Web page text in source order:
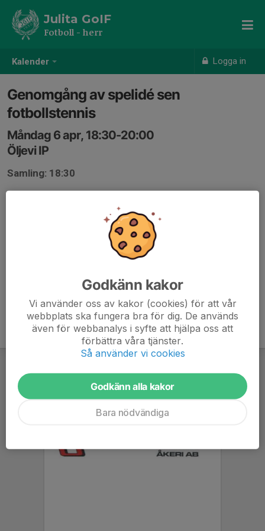
Kalender Logga in
Julita GoIF
Fotboll - herr
Genomgång av spelidé sen
fotbollstennis
Måndag 6 apr, 18:30-20:00
Öljevi IP
Samling: 18:30
minuter genomgång av spelidé samt att vi snabbt går
igenom det vi beslutade på upptakten.
Efter det så tar vi oss ner till aktivitetsytan för att spela
fotbollstennis och teqball.
Godkänn kakor
Vi använder oss av kakor (cookies) för att vår
webbplats ska fungera bra för dig. De används
även för webbanalys i syfte att hjälpa oss att
förbättra våra tjänster.
Så använder vi cookies
Godkänn alla kakor
Bara nödvändiga